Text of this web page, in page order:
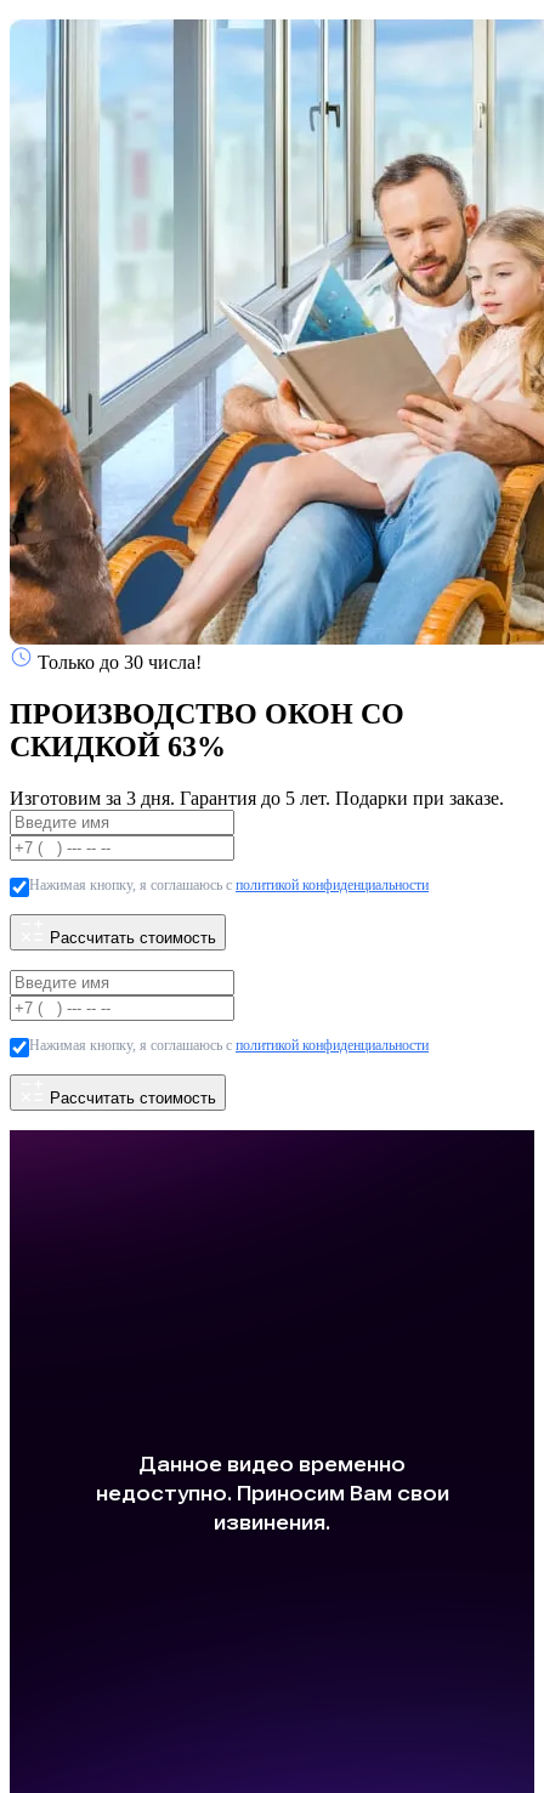
Только до 30 числа!
ПРОИЗВОДСТВО ОКОН СО
СКИДКОЙ 63%
Изготовим за 3 дня. Гарантия до 5 лет. Подарки при заказе.
Нажимая кнопку, я соглашаюсь с политикой конфиденциальности
Рассчитать стоимость
Нажимая кнопку, я соглашаюсь с политикой конфиденциальности
Рассчитать стоимость